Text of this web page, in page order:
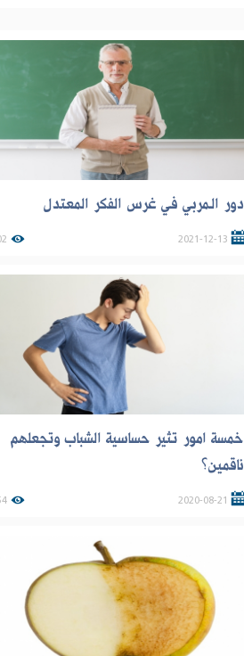
دور الـمربـي فـي غرس الفكر المعتدل
2021-12-13
خمسة امور تثير حساسية الشباب وتجعلهم
ناقمين؟
2020-08-21